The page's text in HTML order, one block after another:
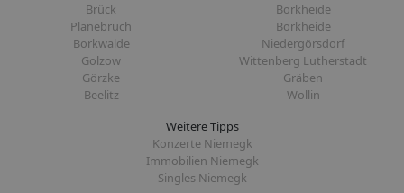
Brück
Borkheide
Planebruch
Borkheide
Borkwalde
Niedergörsdorf
Golzow
Wittenberg Lutherstadt
Görzke
Gräben
Beelitz
Wollin
Weitere Tipps
Konzerte Niemegk
Immobilien Niemegk
Singles Niemegk